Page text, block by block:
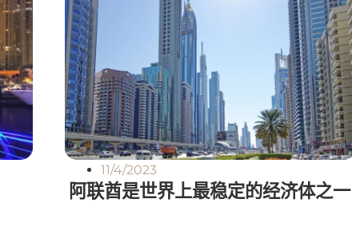
11/4/2023
阿联酋是世界上最稳定的经济体之一